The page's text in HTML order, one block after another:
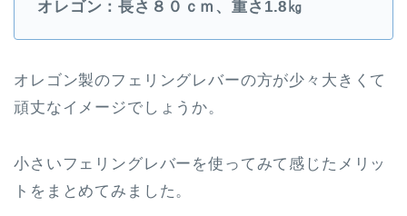
オレゴン：長さ８０ｃｍ、重さ1.8㎏
オレゴン製のフェリングレバーの方が少々大きくて
頑丈なイメージでしょうか。
小さいフェリングレバーを使ってみて感じたメリッ
トをまとめてみました。